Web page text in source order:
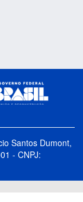
Santos Dumont,
- CNPJ: